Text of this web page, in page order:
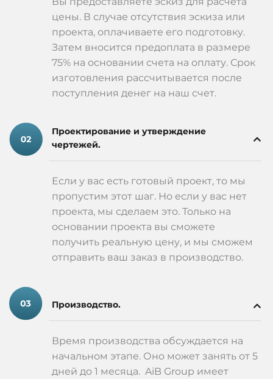
цены. В случае отсутствия эскиза или
проекта, оплачиваете его подготовку.
Затем вносится предоплата в размере
75% на основании счета на оплату. Срок
изготовления рассчитывается после
поступления денег на наш счет.
Проектирование и утверждение
чертежей.
Если у вас есть готовый проект, то мы
пропустим этот шаг. Но если у вас нет
проекта, мы сделаем это. Только на
основании проекта вы сможете
получить реальную цену, и мы сможем
отправить ваш заказ в производство.
Производство.
Время производства обсуждается на
начальном этапе. Оно может занять от 5
дней до 1 месяца. AiB Group имеет